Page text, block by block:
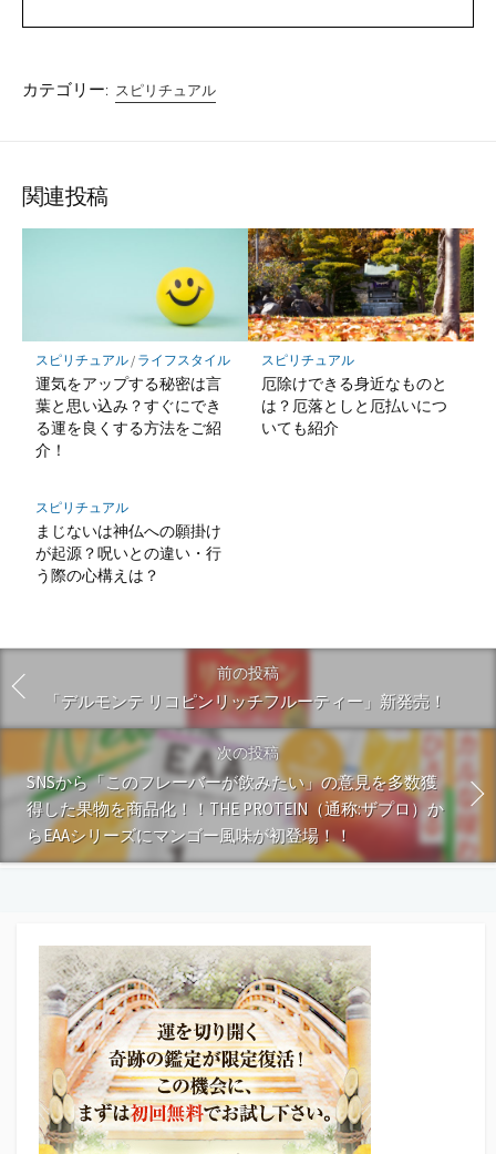
カテゴリー: スピリチュアル
関連投稿
スピリチュアル/ ライフスタイル
運気をアップする秘密は言
葉と思い込み？すぐにでき
る運を良くする方法をご紹
介！
スピリチュアル
厄除けできる身近なものと
は？厄落としと厄払いにつ
いても紹介
スピリチュアル
まじないは神仏への願掛け
が起源？呪いとの違い・行
う際の心構えは？
前の投稿
「デルモンテ リコピンリッチフルーティー」新発売！
次の投稿
SNSから「このフレーバーが飲みたい」の意見を多数獲
得した果物を商品化！！THE PROTEIN（通称:ザプロ）か
らEAAシリーズにマンゴー風味が初登場！！